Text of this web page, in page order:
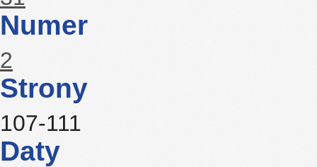
Numer
2
Strony
107-111
Daty